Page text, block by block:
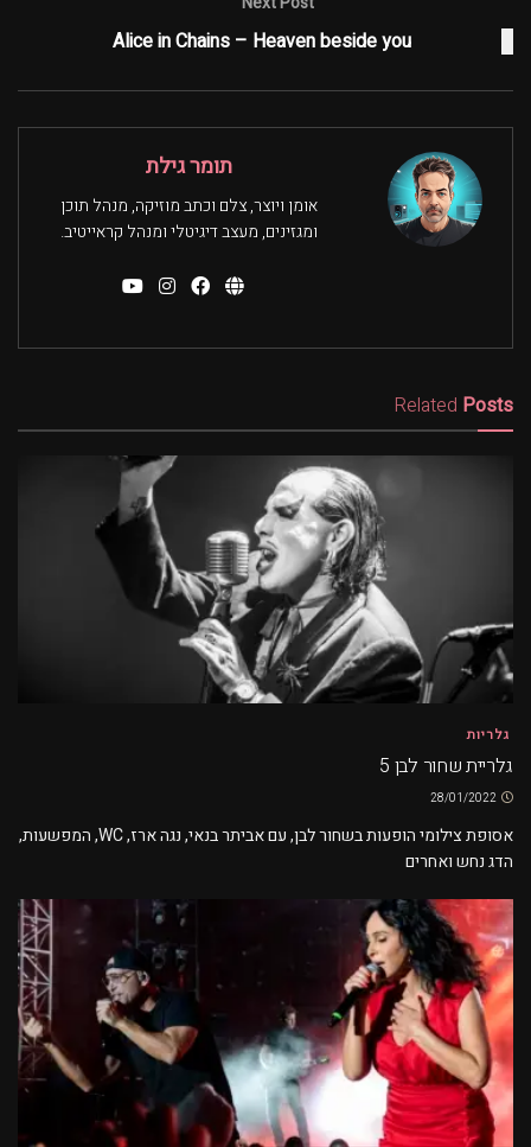
Alice in Chains – Heaven beside you
תומר גילת
אומן ויוצר, צלם וכתב מוזיקה, מנהל תוכן
ומגזינים, מעצב דיגיטלי ומנהל קראייטיב.
Related Posts
גלריות
גלריית שחור לבן 5
אסופת צילומי הופעות בשחור לבן, עם אביתר בנאי, נגה ארז, WC, המפשעות,
הדג נחש ואחרים